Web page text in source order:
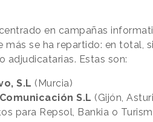
en campañas
más se ha repartido: en total,
adjudicatarias. Estas son:
S.L (Murcia)
S.L (Gijón,
para Repsol, Bankia o